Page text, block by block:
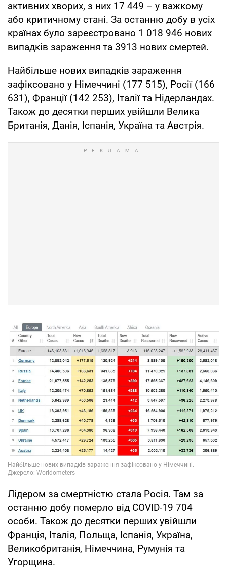
активних хворих, з них 17 449 – у важкому
або критичному стані. За останню добу в усіх
країнах було зареєстровано 1 018 946 нових
випадків зараження та 3913 нових смертей.
Найбільше нових випадків зараження
зафіксовано у Німеччині (177 515), Росії (166
631), Франції (142 253), Італії та Нідерландах.
Також до десятки перших увійшли Велика
Британія, Данія, Іспанія, Україна та Австрія.
Лідером за смертністю стала Росія. Там за
останню добу померло від COVID-19 704
особи. Також до десятки перших увійшли
Франція, Італія, Польща, Іспанія, Україна,
Великобританія, Німеччина, Румунія та
Угорщина.